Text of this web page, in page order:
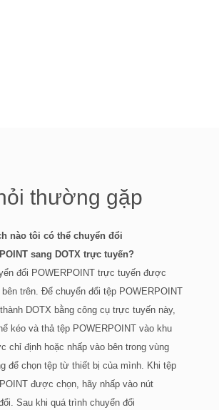
thường gặp
nào tôi có thể chuyển đổi
sang DOTX trực tuyến?
đổi POWERPOINT trực tuyến được
trên. Để chuyển đổi tệp POWERPOINT
DOTX bằng công cụ trực tuyến này,
kéo và thả tệp POWERPOINT vào khu
chỉ định hoặc nhấp vào bên trong vùng
để chọn tệp từ thiết bị của mình. Khi tệp
được chọn, hãy nhấp vào nút
Sau khi quá trình chuyển đổi